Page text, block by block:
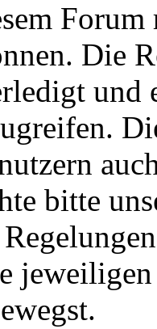
Die
und
bitte